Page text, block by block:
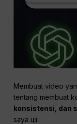
Membuat video
tentang membuat
konsistensi, dan
saya uji: